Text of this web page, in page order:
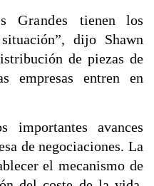
Grandes tienen los
dijo Shawn
de piezas de
empresas entren en
importantes avances
de negociaciones. La
el mecanismo de